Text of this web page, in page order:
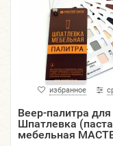
избранное
Веер-палитра
Шпатлевка
мебельная